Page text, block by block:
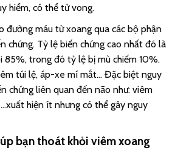
hiểm, có thể tử vong.
đường máu từ xoang qua các bộ phận
chứng. Tỷ lệ biến chứng cao nhất đó là
85%, trong đó tỷ lệ bị mù chiếm 10%.
túi lệ, áp-xe mí mắt… Đặc biệt nguy
chứng liên quan đến não như: viêm
hiện ít nhưng có thể gây nguy
bạn thoát khỏi viêm xoang